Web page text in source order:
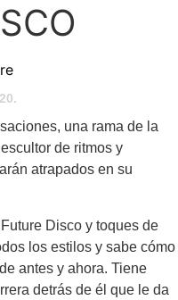
una rama de la
de ritmos y
atrapados en su
Disco y toques de
los estilos y sabe cómo
antes y ahora. Tiene
detrás de él que le da